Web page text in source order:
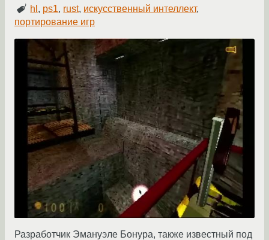
hl , ps1, rust, искусственный интеллект,
портирование игр
Разработчик Эмануэле Бонура, также известный под